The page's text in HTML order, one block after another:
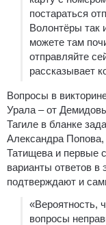
постараться
Волонтёры так
можете там
отправляйте
рассказывает
Вопросы в
Урала – от
Тагиле в бланке
Александра Попова,
Татищева и первые
варианты ответов в
подтверждают и
«Вероятность,
вопросы